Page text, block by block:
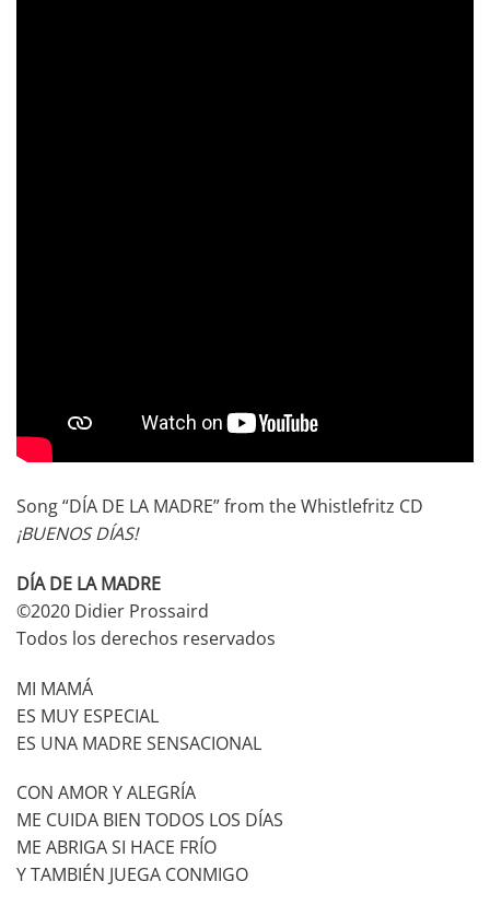
Song “DÍA DE LA MADRE” from the Whistlefritz CD
¡BUENOS DÍAS!
DÍA DE LA MADRE
©2020 Didier Prossaird
Todos los derechos reservados
MI MAMÁ
ES MUY ESPECIAL
ES UNA MADRE SENSACIONAL
CON AMOR Y ALEGRÍA
ME CUIDA BIEN TODOS LOS DÍAS
ME ABRIGA SI HACE FRÍO
Y TAMBIÉN JUEGA CONMIGO